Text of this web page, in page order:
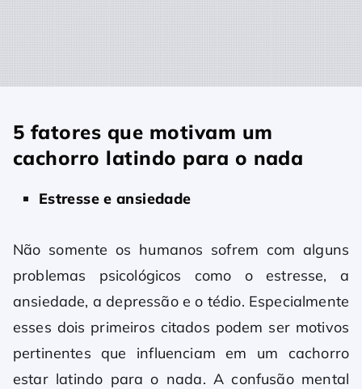
5 fatores que motivam um
cachorro latindo para o nada
Estresse e ansiedade
Não somente os humanos sofrem com alguns
problemas psicológicos como o estresse, a
ansiedade, a depressão e o tédio. Especialmente
esses dois primeiros citados podem ser motivos
pertinentes que influenciam em um cachorro
estar latindo para o nada. A confusão mental